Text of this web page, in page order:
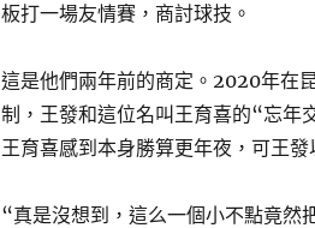
板打一場友情賽，商討球技。
這是他們兩年前的商定。2020年在
制，王發和這位名叫王育喜的“忘年
王育喜感到本身勝算更年夜，可王
“真是沒想到，這么一個小不點竟然